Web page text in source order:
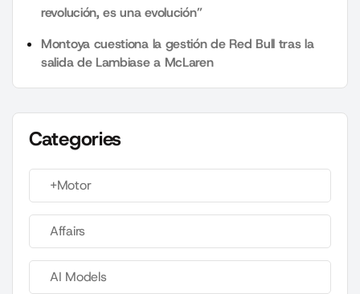
revolución, es una evolución”
Montoya cuestiona la gestión de Red Bull tras la
salida de Lambiase a McLaren
Categories
+Motor
Affairs
AI Models